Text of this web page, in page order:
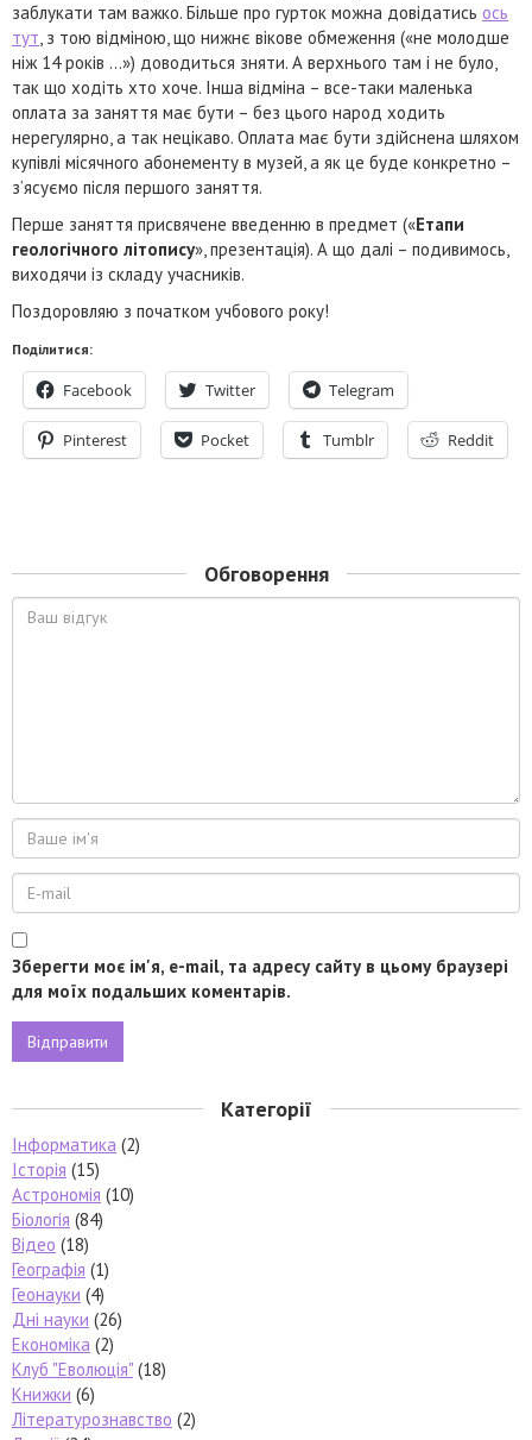
заблукати там важко. Більше про гурток можна довідатись ось
тут, з тою відміною, що нижнє вікове обмеження («не молодше
ніж 14 років …») доводиться зняти. А верхнього там і не було,
так що ходіть хто хоче. Інша відміна – все-таки маленька
оплата за заняття має бути – без цього народ ходить
нерегулярно, а так нецікаво. Оплата має бути здійснена шляхом
купівлі місячного абонементу в музей, а як це буде конкретно –
з’ясуємо після першого заняття.
Перше заняття присвячене введенню в предмет («Етапи
геологічного літопису», презентація). А що далі – подивимось,
виходячи із складу учасників.
Поздоровляю з початком учбового року!
Поділитися:
Facebook Twitter Telegram
Pinterest Pocket Tumblr Reddit
Обговорення
Зберегти моє ім'я, e-mail, та адресу сайту в цьому браузері
для моїх подальших коментарів.
Категорії
Інформатика (2)
Історія (15)
Астрономія (10)
Біологія (84)
Відео (18)
Географія (1)
Геонауки (4)
Дні науки (26)
Економіка (2)
Клуб "Еволюція" (18)
Книжки (6)
Літературознавство (2)